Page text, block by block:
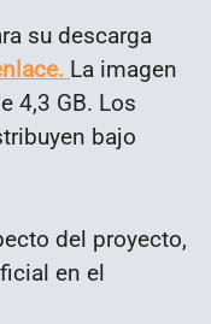
su descarga
La imagen
4,3 GB. Los
bajo
del proyecto,
en el